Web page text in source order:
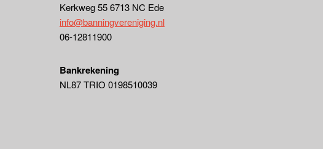
Kerkweg 55 6713 NC Ede
info@banningvereniging.nl
06-12811900
Bankrekening
NL87 TRIO 0198510039